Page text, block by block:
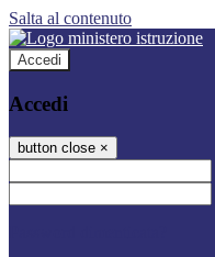
Salta al contenuto
Accedi
Accedi
button close ×